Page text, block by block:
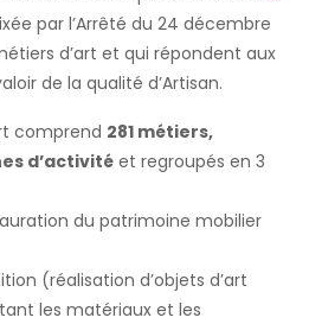
par l’Arrêté du 24 décembre
d’art et qui répondent aux
de la qualité d’Artisan.
comprend 281 métiers,
d’activité et regroupés en 3
du patrimoine mobilier
(réalisation d’objets d’art
les matériaux et les